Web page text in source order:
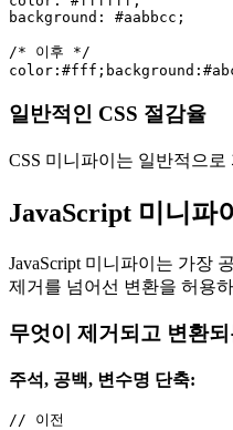
background: #aabbcc;
/* 이후 */
일반적인 CSS 절감율
CSS 미니파이는 일반적으로
JavaScript 미니파이
JavaScript 미니파이는 가장
제거를 넘어선 변환을 허용
무엇이 제거되고 변환
주석, 공백, 변수명 단축:
// 이전